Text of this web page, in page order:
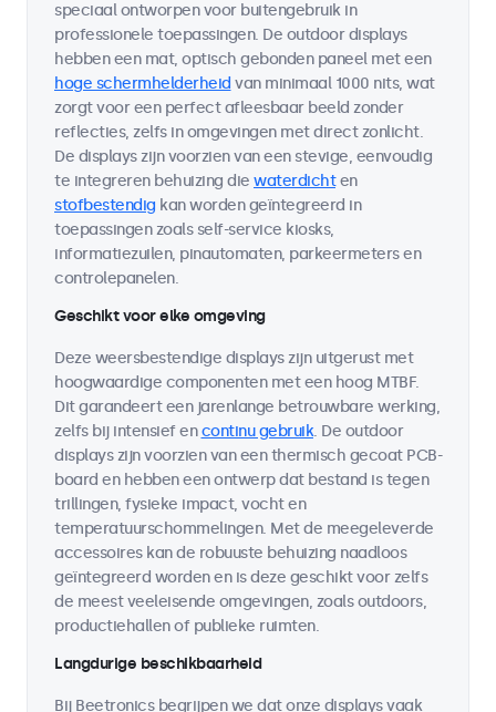
speciaal ontworpen voor buitengebruik in
professionele toepassingen. De outdoor displays
hebben een mat, optisch gebonden paneel met een
hoge schermhelderheid van minimaal 1000 nits, wat
zorgt voor een perfect afleesbaar beeld zonder
reflecties, zelfs in omgevingen met direct zonlicht.
De displays zijn voorzien van een stevige, eenvoudig
te integreren behuizing die waterdichten
stofbestendig kan worden geïntegreerd in
toepassingen zoals self-service kiosks,
informatiezuilen, pinautomaten, parkeermeters en
controlepanelen.
Geschikt voor elke omgeving
Deze weersbestendige displays zijn uitgerust met
hoogwaardige componenten met een hoog MTBF.
Dit garandeert een jarenlange betrouwbare werking,
zelfs bij intensief encontinu gebruik. De outdoor
displays zijn voorzien van een thermisch gecoat PCB-
board en hebben een ontwerp dat bestand is tegen
trillingen, fysieke impact, vocht en
temperatuurschommelingen. Met de meegeleverde
accessoires kan de robuuste behuizing naadloos
geïntegreerd worden en is deze geschikt voor zelfs
de meest veeleisende omgevingen, zoals outdoors,
productiehallen of publieke ruimten.
Langdurige beschikbaarheid
Bij Beetronics begrijpen we dat onze displays vaak